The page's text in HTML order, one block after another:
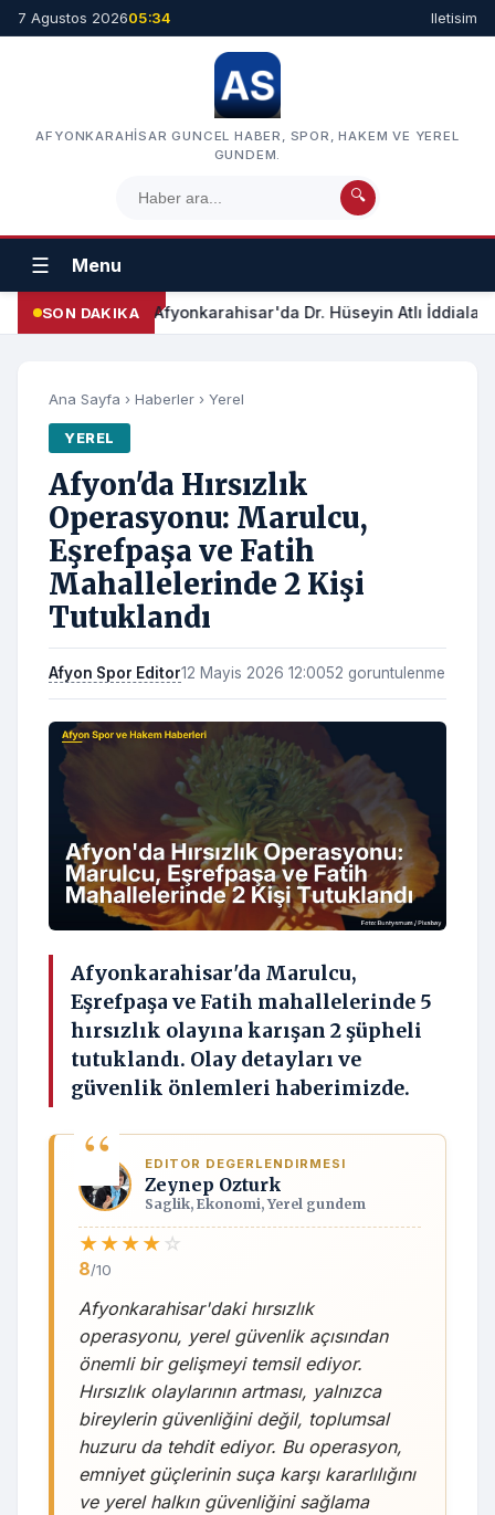
7 Agustos 202605:34 Iletisim
AFYONKARAHISAR GUNCEL HABER, SPOR, HAKEM VE YEREL
GUNDEM.
🔍
☰ Menu
SON DAKIKA Afyonkarahisar'da Dr. Hüseyin Atlı
Ana Sayfa › Haberler › Yerel
YEREL
Afyon'da Hırsızlık
Operasyonu: Marulcu,
Eşrefpaşa ve Fatih
Mahallelerinde 2 Kişi
Tutuklandı
Afyon Spor Editor12 Mayis 2026 12:0052 goruntulenme
Afyonkarahisar'da Marulcu,
Eşrefpaşa ve Fatih mahallelerinde 5
hırsızlık olayına karışan 2 şüpheli
tutuklandı. Olay detayları ve
güvenlik önlemleri haberimizde.
EDITOR DEGERLENDIRMESI
Zeynep Ozturk
Saglik, Ekonomi, Yerel gundem
★★★★ ☆
8/10
Afyonkarahisar'daki hırsızlık
operasyonu, yerel güvenlik açısından
önemli bir gelişmeyi temsil ediyor.
Hırsızlık olaylarının artması, yalnızca
bireylerin güvenliğini değil, toplumsal
huzuru da tehdit ediyor. Bu operasyon,
emniyet güçlerinin suça karşı kararlılığını
ve yerel halkın güvenliğini sağlama